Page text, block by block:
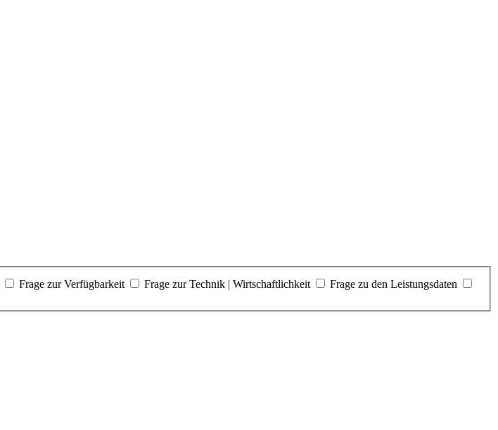
Frage zur Verfügbarkeit Frage zur Technik | Wirtschaftlichkeit
Frage zu den Leistungsdaten